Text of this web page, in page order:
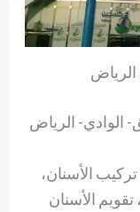
الوادي- الرياض
الأسنان،
الأسنان